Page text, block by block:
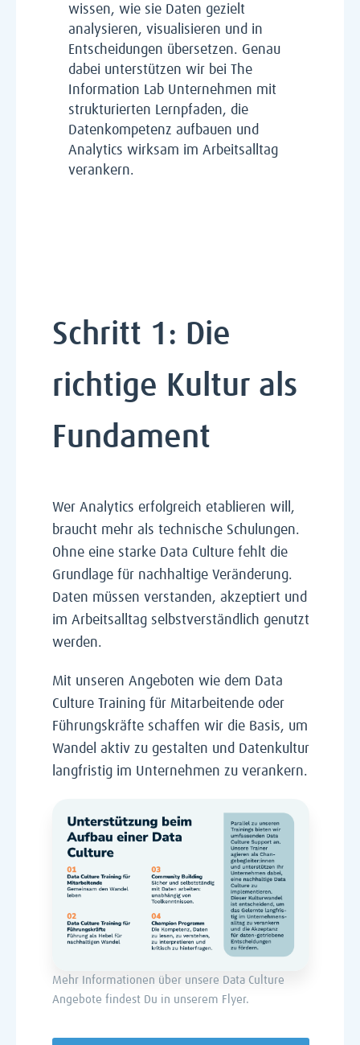
wissen, wie sie Daten gezielt
analysieren, visualisieren und in
Entscheidungen übersetzen. Genau
dabei unterstützen wir bei The
Information Lab Unternehmen mit
strukturierten Lernpfaden, die
Datenkompetenz aufbauen und
Analytics wirksam im Arbeitsalltag
verankern.
Schritt 1: Die
richtige Kultur als
Fundament
Wer Analytics erfolgreich etablieren will,
braucht mehr als technische Schulungen.
Ohne eine starke Data Culture fehlt die
Grundlage für nachhaltige Veränderung.
Daten müssen verstanden, akzeptiert und
im Arbeitsalltag selbstverständlich genutzt
werden.
Mit unseren Angeboten wie dem Data
Culture Training für Mitarbeitende oder
Führungskräfte schaffen wir die Basis, um
Wandel aktiv zu gestalten und Datenkultur
langfristig im Unternehmen zu verankern.
Mehr Informationen über unsere Data Culture
Angebote findest Du in unserem Flyer.